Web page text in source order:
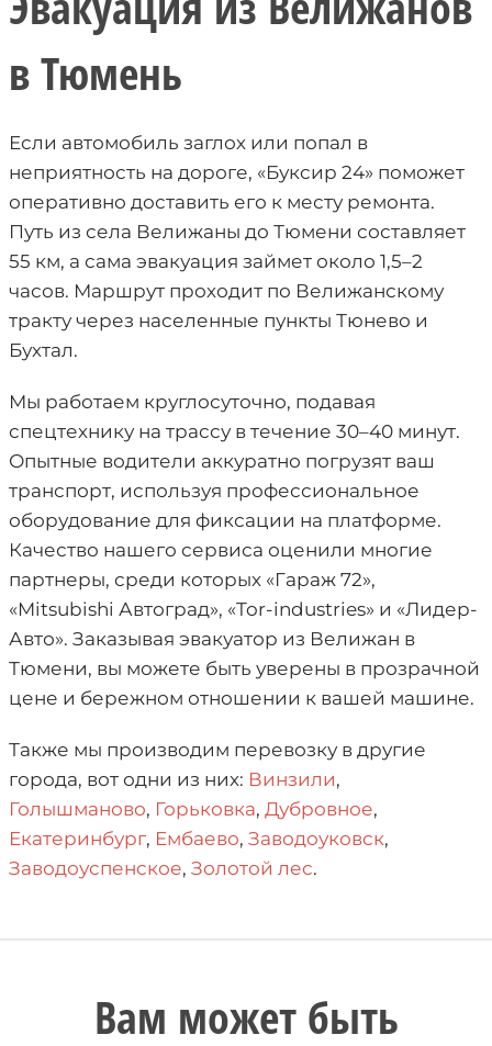
в Тюмень
Если автомобиль заглох или попал в
неприятность на дороге, «Буксир 24» поможет
оперативно доставить его к месту ремонта.
Путь из села Велижаны до Тюмени составляет
55 км, а сама эвакуация займет около 1,5–2
часов. Маршрут проходит по Велижанскому
тракту через населенные пункты Тюнево и
Бухтал.
Мы работаем круглосуточно, подавая
спецтехнику на трассу в течение 30–40 минут.
Опытные водители аккуратно погрузят ваш
транспорт, используя профессиональное
оборудование для фиксации на платформе.
Качество нашего сервиса оценили многие
партнеры, среди которых «Гараж 72»,
«Mitsubishi Автоград», «Tor-industries» и «Лидер-
Авто». Заказывая эвакуатор из Велижан в
Тюмени, вы можете быть уверены в прозрачной
цене и бережном отношении к вашей машине.
Также мы производим перевозку в другие
города, вот одни из них: Винзили,
Голышманово, Горьковка, Дубровное,
Екатеринбург, Ембаево, Заводоуковск,
Заводоуспенское, Золотой лес.
Вам может быть